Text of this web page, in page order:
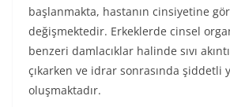
başlanmakta, hastanın cinsiyetine
değişmektedir. Erkeklerde cinsel
benzeri damlacıklar halinde sıvı
çıkarken ve idrar sonrasında şiddetli
oluşmaktadır.